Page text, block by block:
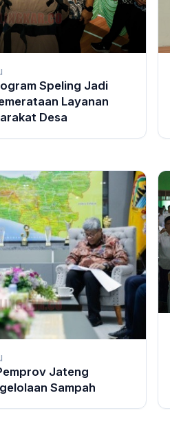
Speling Jadi
Layanan
Desa
Jateng
Sampah